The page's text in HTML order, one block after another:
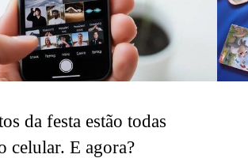
da festa estão todas
celular. E agora?